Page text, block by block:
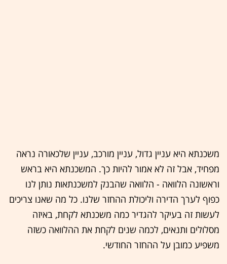
משכנתא היא עניין גדול, עניין מורכב, עניין שלכאורה נראה
מפחיד, אבל זה לא אמור להיות כך. המשכנתא היא בראש
וראשונה הלוואה - הלוואה שהבנק למשכנתאות נותן לנו
כפוף לערך הדירה וליכולת ההחזר שלנו. כל מה שאנו צריכים
לעשות זה בעיקר להגדיר כמה משכנתא לקחת, באיזה
מסלולים ותנאים, לכמה שנים לקחת את ההלוואה כשזה
משפיע כמובן על ההחזר החודשי.